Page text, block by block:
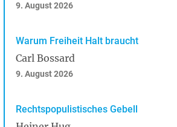
9. August 2026
Warum Freiheit Halt braucht
Carl Bossard
9. August 2026
Rechtspopulistisches Gebell